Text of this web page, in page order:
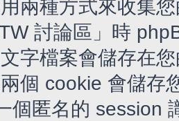
兩種方式來收集
討論區」時
字檔案會儲存在
個 cookie 會儲存
個匿名的 session